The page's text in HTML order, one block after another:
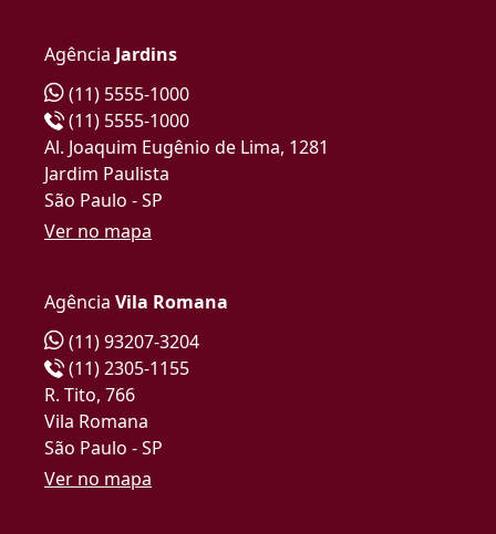
Agência Jardins
(11) 5555-1000
(11) 5555-1000
Al. Joaquim Eugênio de Lima, 1281
Jardim Paulista
São Paulo - SP
Ver no mapa
Agência Vila Romana
(11) 93207-3204
(11) 2305-1155
R. Tito, 766
Vila Romana
São Paulo - SP
Ver no mapa